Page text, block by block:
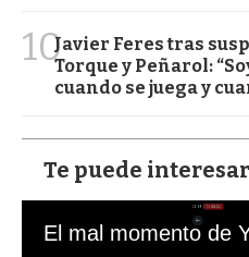
10Javier Feres tras
Torque y Peñarol:
cuando se juega y
Te puede interesar